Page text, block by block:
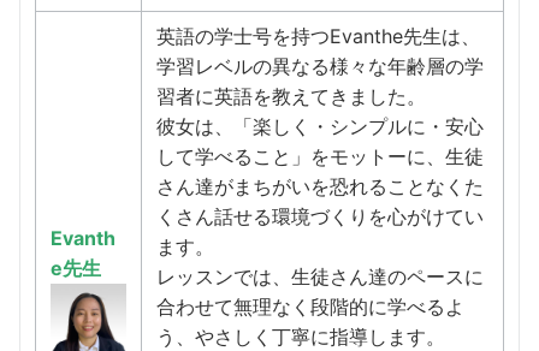
Evanth
e先生
英語の学士号を持つEvanthe先生は、
学習レベルの異なる様々な年齢層の学
習者に英語を教えてきました。
彼女は、「楽しく・シンプルに・安心
して学べること」をモットーに、生徒
さん達がまちがいを恐れることなくた
くさん話せる環境づくりを心がけてい
ます。
レッスンでは、生徒さん達のペースに
合わせて無理なく段階的に学べるよ
う、やさしく丁寧に指導します。